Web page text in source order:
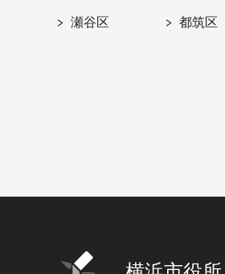
瀬谷区 都筑区